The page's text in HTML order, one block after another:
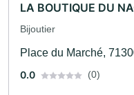
LA BOUTIQUE DU
Bijoutier
Place du Marché,
0.0
(0)